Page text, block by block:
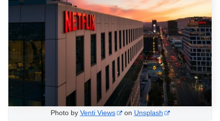
Photo by Venti Views on Unsplash